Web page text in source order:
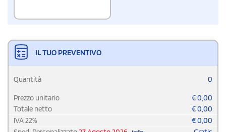
IL TUO PREVENTIVO
Quantità 0
Prezzo unitario €0,00
Totale netto
€0,00
IVA22% €0,00